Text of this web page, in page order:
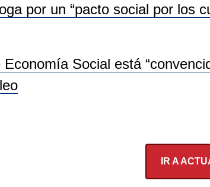
por un “pacto social por los
Social está
IR A